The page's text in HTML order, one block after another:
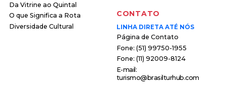
Da Vitrine ao Quintal
O que Significa a Rota
Diversidade Cultural
CONTATO
LINHA DIRETA ATÉ NÓS
Página de Contato
F o n e : ( 5 1 ) 9 9 7 5 0 - 1 9 5 5
F o n e : ( 1 1 ) 9 2 0 0 9 - 8 1 2 4
E - m a i l :
t u r i s m o @ b r a s i l t u r h u b . c o m